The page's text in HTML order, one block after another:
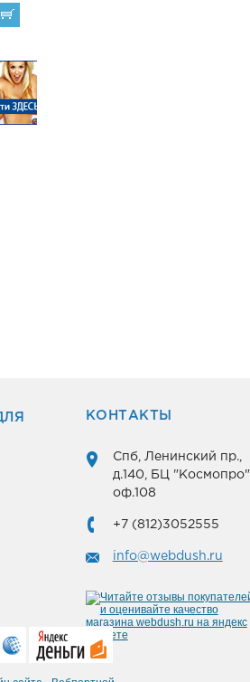
КОНТАКТЫ
Спб, Ленинский пр.,
д.140, БЦ "Космопро",
оф.108
+7 (812)3052555
info@webdush.ru